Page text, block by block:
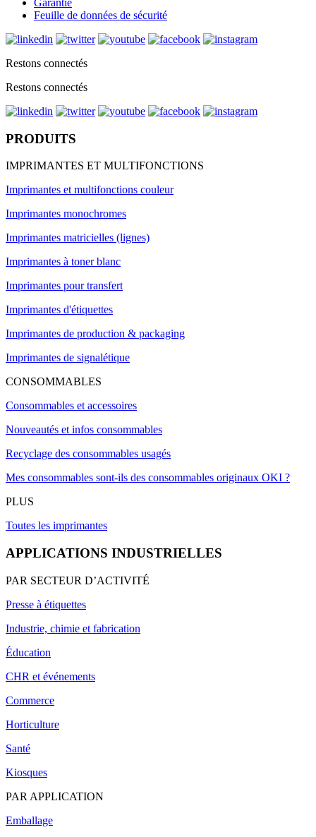
Garantie
Feuille de données de sécurité
Restons connectés
Restons connectés
PRODUITS
IMPRIMANTES ET MULTIFONCTIONS
Imprimantes et multifonctions couleur
Imprimantes monochromes
Imprimantes matricielles (lignes)
Imprimantes à toner blanc
Imprimantes pour transfert
Imprimantes d'étiquettes
Imprimantes de production & packaging
Imprimantes de signalétique
CONSOMMABLES
Consommables et accessoires
Nouveautés et infos consommables
Recyclage des consommables usagés
Mes consommables sont-ils des consommables originaux OKI ?
PLUS
Toutes les imprimantes
APPLICATIONS INDUSTRIELLES
PAR SECTEUR D’ACTIVITÉ
Presse à étiquettes
Industrie, chimie et fabrication
Éducation
CHR et événements
Commerce
Horticulture
Santé
Kiosques
PAR APPLICATION
Emballage